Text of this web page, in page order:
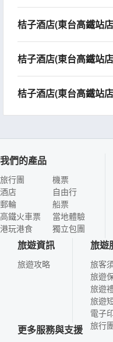
桔子酒店(東台高鐵站
桔子酒店(東台高鐵站
桔子酒店(東台高鐵站
我們的產品
旅行團
酒店
郵輪
高鐵火車票
港玩港食
機票
自由行
船票
當地體驗
獨立包團
旅遊資訊
旅遊攻略
旅遊
旅客
旅遊
旅遊
旅遊
電子
旅行
更多服務與支援